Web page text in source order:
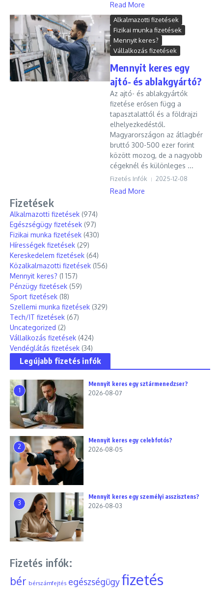
Read More
Alkalmazotti fizetések
Fizikai munka fizetések
Mennyit keres?
Vállalkozás fizetések
Mennyit keres egy
ajtó- és ablakgyártó?
Az ajtó- és ablakgyártók
fizetése erősen függ a
tapasztalattól és a földrajzi
elhelyezkedéstől.
Magyarországon az átlagbér
bruttó 300-500 ezer forint
között mozog, de a nagyobb
cégeknél és különleges ...
Fizetés Infók 2025-12-08
Read More
Fizetések
Alkalmazotti fizetések (974)
Egészségügy fizetések (97)
Fizikai munka fizetések (430)
Hírességek fizetések (29)
Kereskedelem fizetések (64)
Közalkalmazotti fizetések (156)
Mennyit keres? (1 157)
Pénzügy fizetések (59)
Sport fizetések (18)
Szellemi munka fizetések (329)
Tech/IT fizetések (67)
Uncategorized (2)
Vállalkozás fizetések (424)
Vendéglátás fizetések (34)
Legújabb fizetés infók
1
Mennyit keres egy sztármenedzser?
2026-08-07
2
Mennyit keres egy celebfotós?
2026-08-05
3
Mennyit keres egy személyi asszisztens?
2026-08-03
Fizetés infók:
bér bérszámfejtés egészségügyfizetés